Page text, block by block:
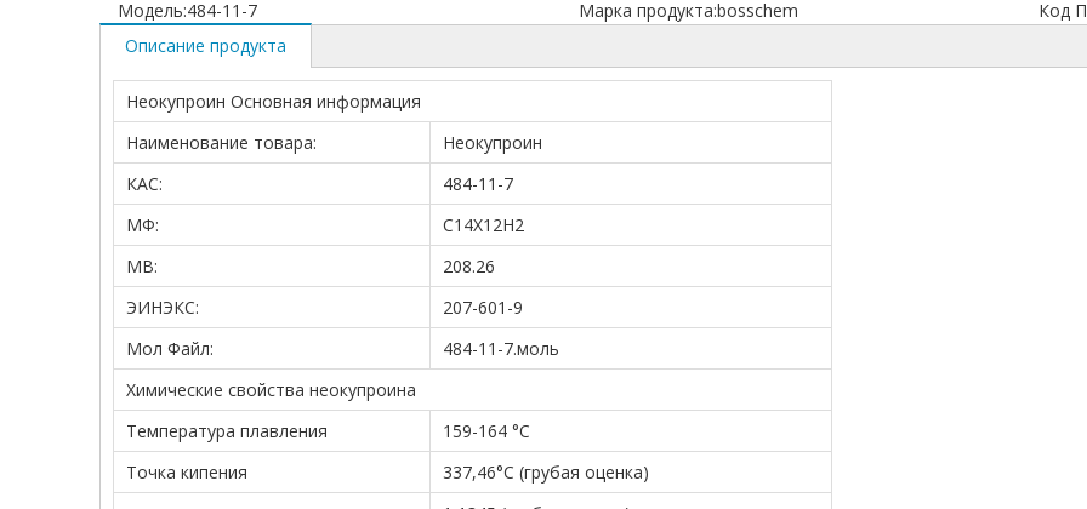
Модель:484-11-7 Марка продукта:bosschem Код
Описание продукта
Неокупроин Основная информация
Наименование товара:
Неокупроин
КАС:
484-11-7
МФ:
С14Х12Н2
МВ:
208.26
ЭИНЭКС:
207-601-9
Мол Файл:
484-11-7.моль
Химические свойства неокупроина
Температура плавления
159-164 °С
Точка кипения
337,46°С (грубая оценка)